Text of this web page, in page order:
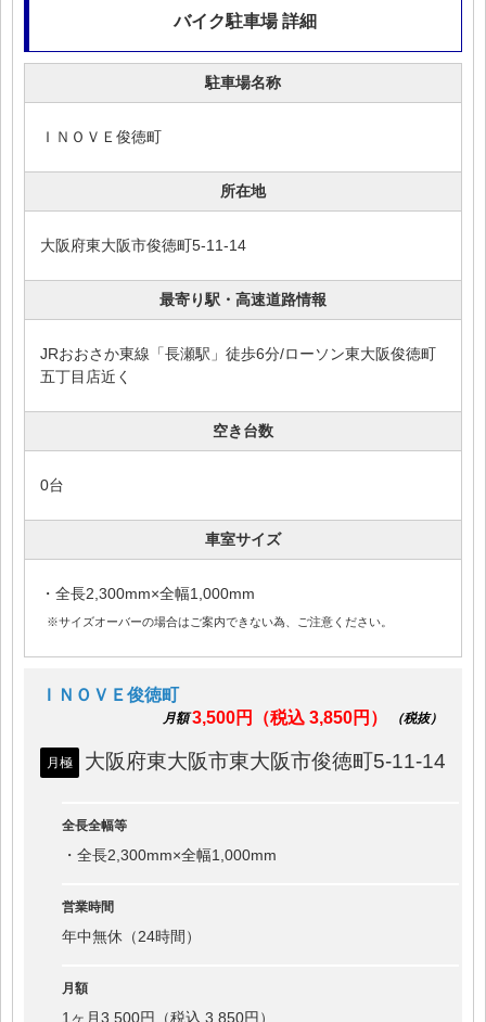
バイク駐車場 詳細
駐車場名称
ＩＮＯＶＥ俊徳町
所在地
大阪府東大阪市俊徳町5-11-14
最寄り駅・高速道路情報
JRおおさか東線「長瀬駅」徒歩6分/ローソン東大阪俊徳町
五丁目店近く
空き台数
0台
車室サイズ
・全長2,300mm×全幅1,000mm
※サイズオーバーの場合はご案内できない為、ご注意ください。
ＩＮＯＶＥ俊徳町
月額 3,500円（税込 3,850円） （税抜）
月極 大阪府東大阪市東大阪市俊徳町5-11-14
全長全幅等
・全長2,300mm×全幅1,000mm
営業時間
年中無休（24時間）
月額
1ヶ月3,500円（税込 3,850円）